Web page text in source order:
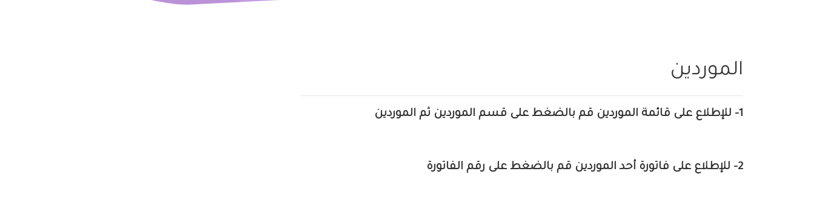
الموردين
1- للإطلاع على قائمة الموردين قم بالضغط على قسم الموردين ثم الموردين
2- للإطلاع على فاتورة أحد الموردين قم بالضغط على رقم الفاتورة